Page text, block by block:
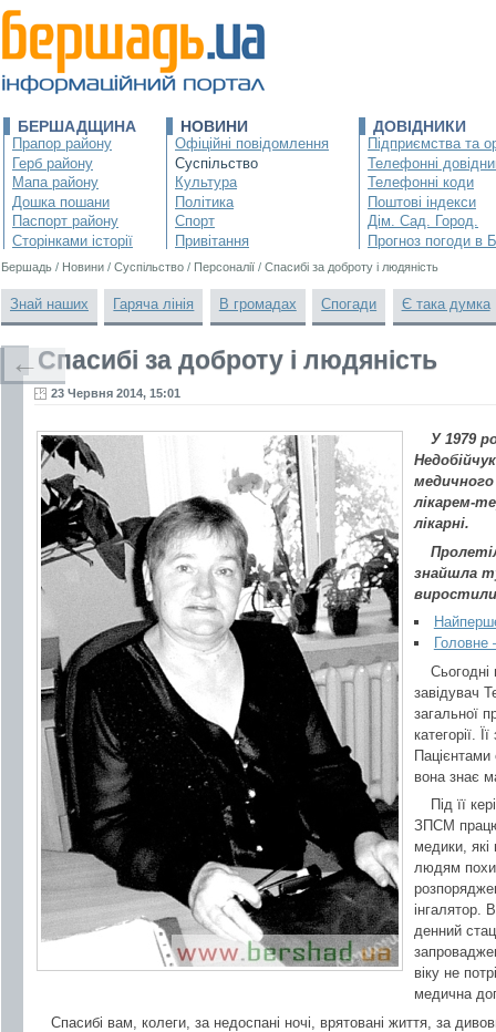
БЕРШАДЩИНА
Прапор району
Герб району
Мапа району
Дошка пошани
Паспорт району
Сторінками історії
НОВИНИ
Офіційні повідомлення
Суспільство
Культура
Політика
Спорт
Привітання
ДОВІДНИКИ
Підприємства та
Телефонні
Телефонні коди
Поштові індекси
Дім. Сад. Город.
Прогноз погоди в
Бершадь / Новини / Суспільство / Персоналії / Спасибі за доброту і людяність
Знай наших Гаряча лінія В громадах Спогади Є така думка
Спасибі за доброту і людяність
23 Червня 2014, 15:01
У 1979
медичного
лікарем-
лікарні.
знайшла
Головне
Сьогодні
завідувач
загальної
категорії.
вона знає
Під її
ЗПСМ
медики,
людям
інгалятор.
денний
віку не
медична
Спасибі вам, колеги, за недоспані ночі, врятовані життя, за
←